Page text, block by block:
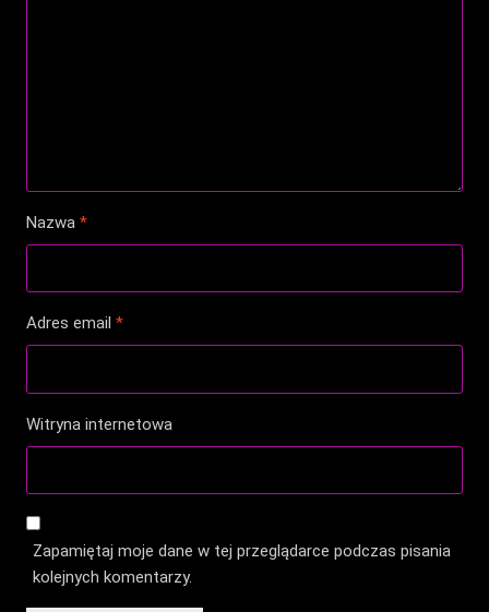
Nazwa*
Adres email*
Witryna internetowa
Zapamiętaj moje dane w tej przeglądarce podczas pisania
kolejnych komentarzy.